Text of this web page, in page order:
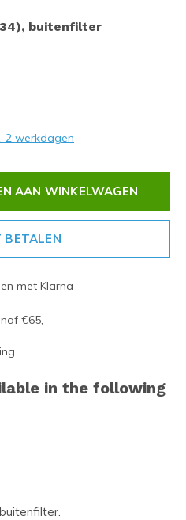
buitenfilter
2 werkdagen
AAN WINKELWAGEN
BETALEN
met Klarna
€65,-
in the following